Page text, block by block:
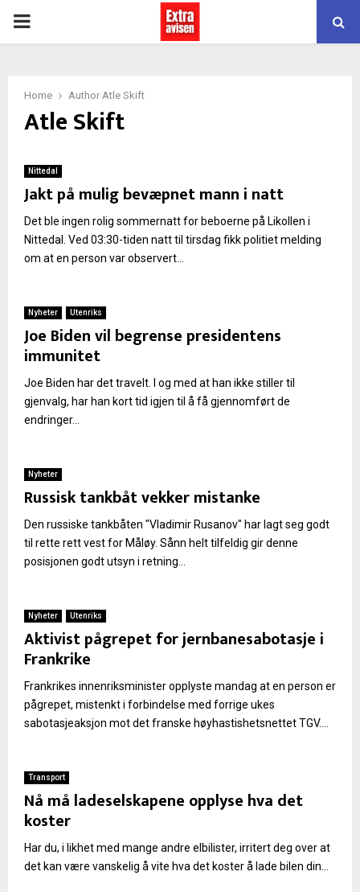
PRIMARY
Home Author Atle Skift
Atle Skift
Nittedal
Jakt på mulig bevæpnet mann i natt
Det ble ingen rolig sommernatt for beboerne på Likollen i
Nittedal. Ved 03:30-tiden natt til tirsdag fikk politiet melding
om at en person var observert...
Nyheter Utenriks
Joe Biden vil begrense presidentens
immunitet
Joe Biden har det travelt. I og med at han ikke stiller til
gjenvalg, har han kort tid igjen til å få gjennomført de
endringer...
Nyheter
Russisk tankbåt vekker mistanke
Den russiske tankbåten "Vladimir Rusanov" har lagt seg godt
til rette rett vest for Måløy. Sånn helt tilfeldig gir denne
posisjonen godt utsyn i retning...
Nyheter Utenriks
Aktivist pågrepet for jernbanesabotasje i
Frankrike
Frankrikes innenriksminister opplyste mandag at en person er
pågrepet, mistenkt i forbindelse med forrige ukes
sabotasjeaksjon mot det franske høyhastishetsnettet TGV....
Transport
Nå må ladeselskapene opplyse hva det
koster
Har du, i likhet med mange andre elbilister, irritert deg over at
det kan være vanskelig å vite hva det koster å lade bilen din...